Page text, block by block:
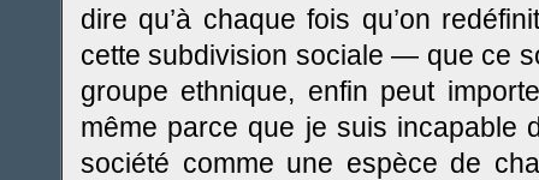
dire qu’à chaque fois qu’on
cette subdivision sociale — que ce
groupe ethnique, enfin peut
même parce que je suis incapable
société comme une espèce de